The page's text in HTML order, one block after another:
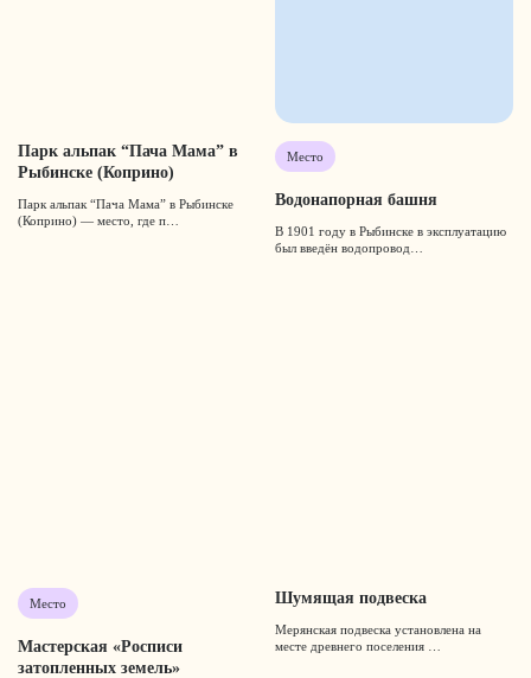
Парк альпак “Пача Мама” в
Рыбинске (Коприно)
Парк альпак “Пача Мама” в Рыбинске
(Коприно) — место, где п…
Место
Водонапорная башня
В 1901 году в Рыбинске в эксплуатацию
был введён водопровод…
Место
Мастерская «Росписи
затопленных земель»
Шумящая подвеска
Мерянская подвеска установлена на
месте древнего поселения …